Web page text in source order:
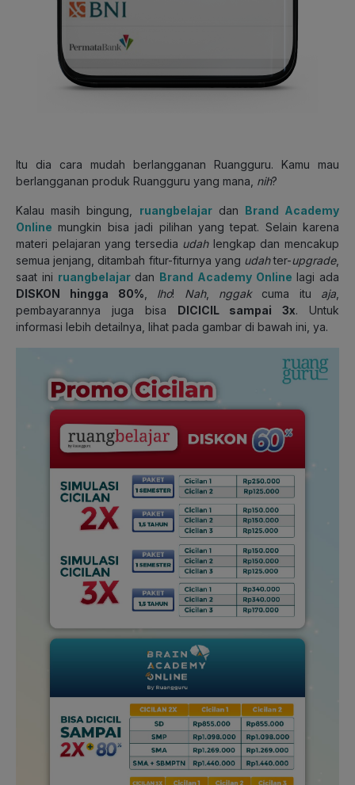
Itu dia cara mudah berlangganan Ruangguru. Kamu mau
berlangganan produk Ruangguru yang mana, nih?
Kalau masih bingung, ruangbelajardan Brand Academy
Online mungkin bisa jadi pilihan yang tepat. Selain karena
materi pelajaran yang tersedia udahlengkap dan mencakup
semua jenjang, ditambah fitur-fiturnya yang udahter-upgrade,
saat ini ruangbelajardan Brand Academy Online lagi ada
DISKON
hingga 80% lho! Nah, nggakcuma itu aja
pembayarannya juga bisa DICICIL sampai 3x. Untuk
informasi lebih detailnya, lihat pada gambar di bawah ini, ya.